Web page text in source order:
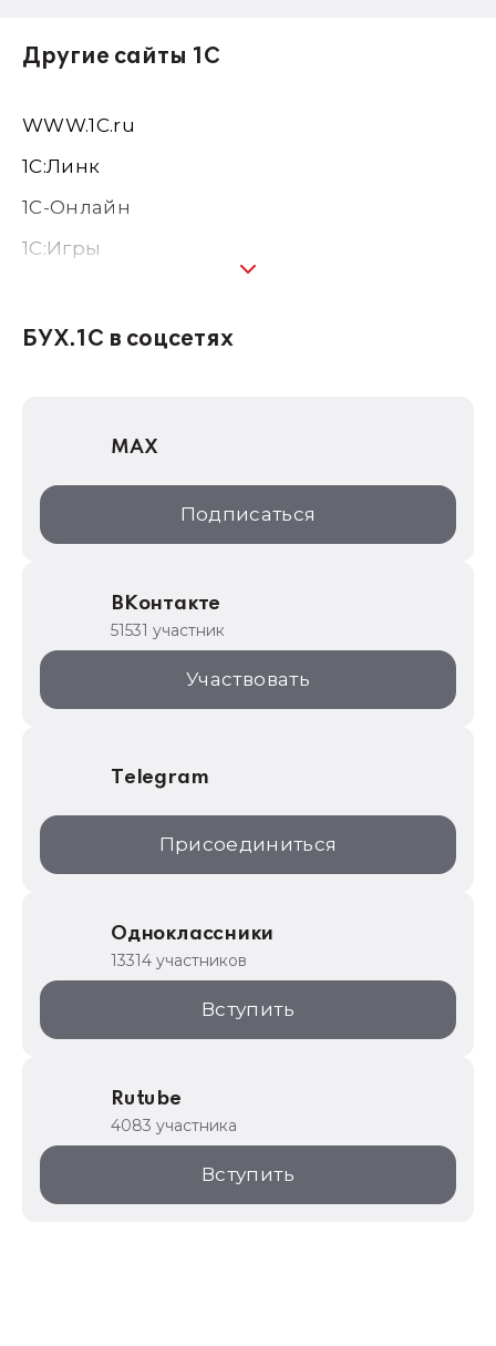
Другие сайты 1С
WWW.1С.ru
1С:Линк
1С-Онлайн
1C:Игры
1С:Консалтинг
1С:Дистрибьюция
1С:Образование
ИТС.1C.ru
1С:Торговая площадка
БУХ.1С в соцсетях
MAX
Подписаться
ВКонтакте
51531 участник
Участвовать
Telegram
Присоединиться
Одноклассники
13314 участников
Вступить
Rutube
4083 участника
Вступить